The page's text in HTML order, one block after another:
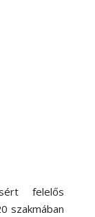
felelős
szakmában